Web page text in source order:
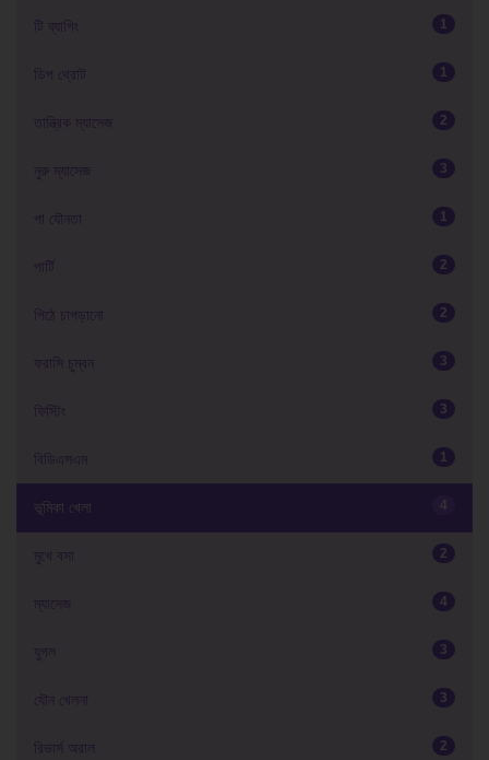
টি ব্যাগিং 1
ডিপ থ্রোট 1
তান্ত্রিক ম্যাসেজ 2
নুরু ম্যাসেজ 3
পা যৌনতা 1
পার্টি 2
পিঠে চাপড়ানো 2
ফরাসি চুম্বন 3
ফিস্টিং 3
বিডিএসএম 1
ভূমিকা খেলা 4
মুখে বসা 2
ম্যাসেজ 4
যুগল 3
যৌন খেলনা 3
রিভার্স অরাল 2